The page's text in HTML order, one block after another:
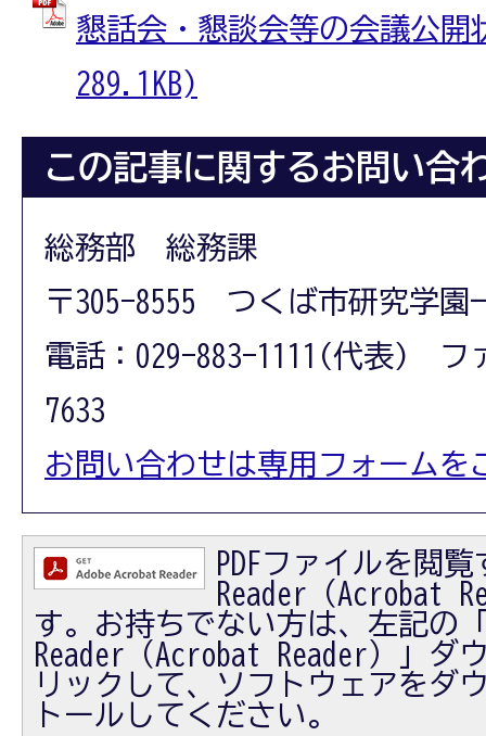
懇話会・懇談会等の会議公開
289.1KB)
この記事に関するお問い合
総務部 総務課
〒305-8555 つくば市研究学園
電話：029-883-1111(代表) フ
7633
お問い合わせは専用フォームを
PDFファイルを閲
Reader（Acrobat
す。お持ちでない方は、左記の
Reader（Acrobat Reader）」ダ
リックして、ソフトウェアをダ
トールしてください。